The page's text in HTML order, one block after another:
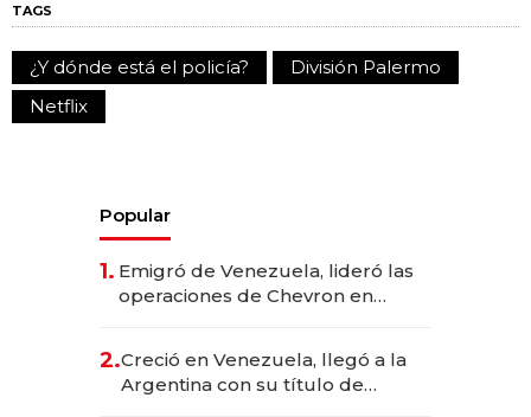
TAGS
¿Y dónde está el policía?
División Palermo
Netflix
Popular
1. Emigró de Venezuela, lideró las
operaciones de Chevron en
2.Creció en Venezuela, llegó a la
Argentina con su título de